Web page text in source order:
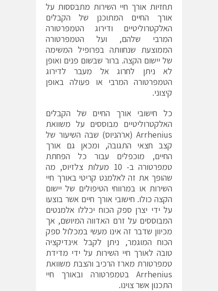
תחזיות אורך חיי השירות מתבססות על
אורך החיים המתוכנן של הקבלים
האלקטרוליטיים ודירוג הטמפרטורה
המרבי שלהם, ועל הטמפרטורה
הממוצעת שנחוותה בפרופיל המשימה
של יישום הקצה. ברור שבשום פנים ואופן
לא ניתן לחרוג אל מעבר לדירוג
הטמפרטורה המרבי או פעולה באופן
קיצוני.
כל חישובי אורך החיים של הקבלים
האלקטרוליטיים מבוססים על משוואת
Arrhenius (ארהניוס) שבה השיעור של
קצב חצאי התגובה, ומכאן גם אורך
החיים, מוכפלים עבור כל הפחתת
טמפרטורה ב- 10 מעלות צלזיוס, מה
שהופך את זה לאלמנט קריטי באורך חיי
השירות או במרווחי הטיפולים של יישום
הקצה כולו. חישובי אורך חיים אשר בוצעו
על ידי יצרן ספק הכוח יכללו אלמנטים
המבוססים על זרם האדווה המיושם, אך
מכיוון שדבר זה אינו מעשי במכלול ספק
הכוח המוגמר, ניתן לקבל אינדיקציה
טובה לאורך חיי השירות על ידי מדידת
טמפרטורת מארז הרכיב והצבת משוואת
Arrhenius בטמפרטורה ובאורך חיי
התכנון אשר צוינו.